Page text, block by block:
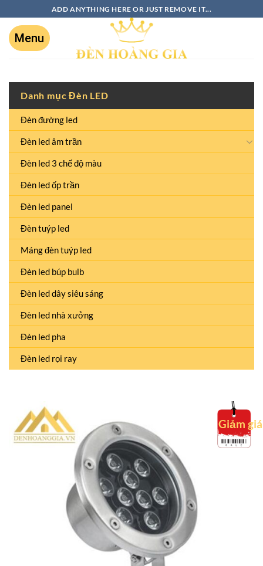
ADD ANYTHING HERE OR JUST REMOVE IT...
Danh mục Đèn LED
Đèn đường led
Đèn led âm trần
Đèn led 3 chế độ màu
Đèn led ốp trần
Đèn led panel
Đèn tuýp led
Máng đèn tuýp led
Đèn led búp bulb
Đèn led dây siêu sáng
Đèn led nhà xưởng
Đèn led pha
Đèn led rọi ray
Giảm